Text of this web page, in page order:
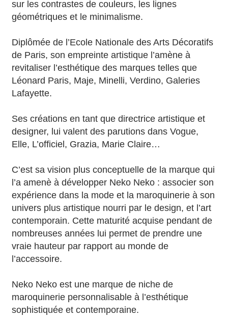
sur les contrastes de couleurs, les lignes
géométriques et le minimalisme.
Diplômée de l’Ecole Nationale des Arts Décoratifs
de Paris, son empreinte artistique l’amène à
revitaliser l’esthétique des marques telles que
Léonard Paris, Maje, Minelli, Verdino, Galeries
Lafayette.
Ses créations en tant que directrice artistique et
designer, lui valent des parutions dans Vogue,
Elle, L’officiel, Grazia, Marie Claire…
C’est sa vision plus conceptuelle de la marque qui
l’a amenè à développer Neko Neko : associer son
expérience dans la mode et la maroquinerie à son
univers plus artistique nourri par le design, et l’art
contemporain. Cette maturité acquise pendant de
nombreuses années lui permet de prendre une
vraie hauteur par rapport au monde de
l’accessoire.
Neko Neko est une marque de niche de
maroquinerie personnalisable à l’esthétique
sophistiquée et contemporaine.